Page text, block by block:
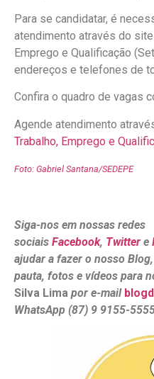
Para se candidatar, é
atendimento através do
Emprego e Qualificação
endereços e telefones de
Confira o quadro de vagas
Agende atendimento
Trabalho, Emprego e
Foto: Gabriel Santana/SEDEPE
Siga-nos em nossas redes
sociais Facebook, Twitter e
ajudar a fazer o nosso
pauta, fotos e vídeos para
Silva Lima por e-mail
WhatsApp (87) 9 9155-